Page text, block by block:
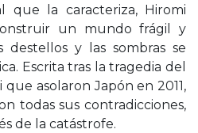
que la caracteriza, Hiromi
un mundo frágil y
y las sombras se
Escrita tras la tragedia del
asolaron Japón en 2011,
todas sus contradicciones,
de la catástrofe.